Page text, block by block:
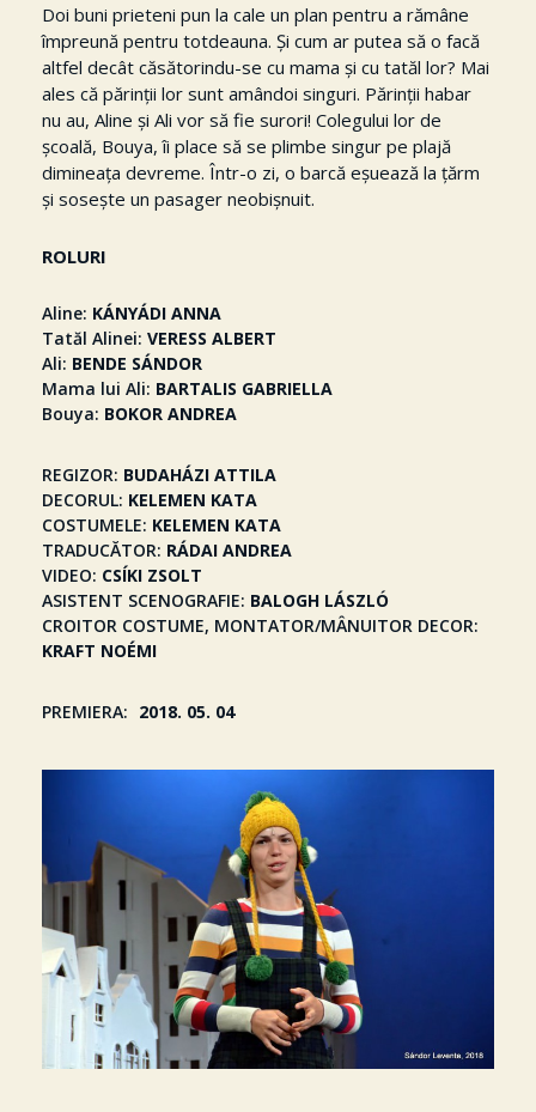
Doi buni prieteni pun la cale un plan pentru a rămâne
împreună pentru totdeauna. Și cum ar putea să o facă
altfel decât căsătorindu-se cu mama și cu tatăl lor? Mai
ales că părinții lor sunt amândoi singuri. Părinții habar
nu au, Aline și Ali vor să fie surori! Colegului lor de
școală, Bouya, îi place să se plimbe singur pe plajă
dimineața devreme. Într-o zi, o barcă eșuează la țărm
și sosește un pasager neobișnuit.
ROLURI
Aline KÁNYÁDI ANNA
Tatăl Alinei VERESS ALBERT
Ali BENDE SÁNDOR
Mama lui Ali BARTALIS GABRIELLA
Bouya BOKOR ANDREA
REGIZOR BUDAHÁZI ATTILA
DECORUL KELEMEN KATA
COSTUMELE KELEMEN KATA
TRADUCĂTOR RÁDAI ANDREA
VIDEO CSÍKI ZSOLT
ASISTENT SCENOGRAFIE BALOGH LÁSZLÓ
CROITOR COSTUME, MONTATOR/MÂNUITOR DECOR
KRAFT NOÉMI
PREMIERA 2018. 05. 04